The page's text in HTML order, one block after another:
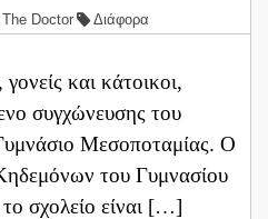
The Doctor Διάφορα
και κάτοικοι,
συγχώνευσης του
Μεσοποταμίας. Ο
του Γυμνασίου
το σχολείο είναι […]